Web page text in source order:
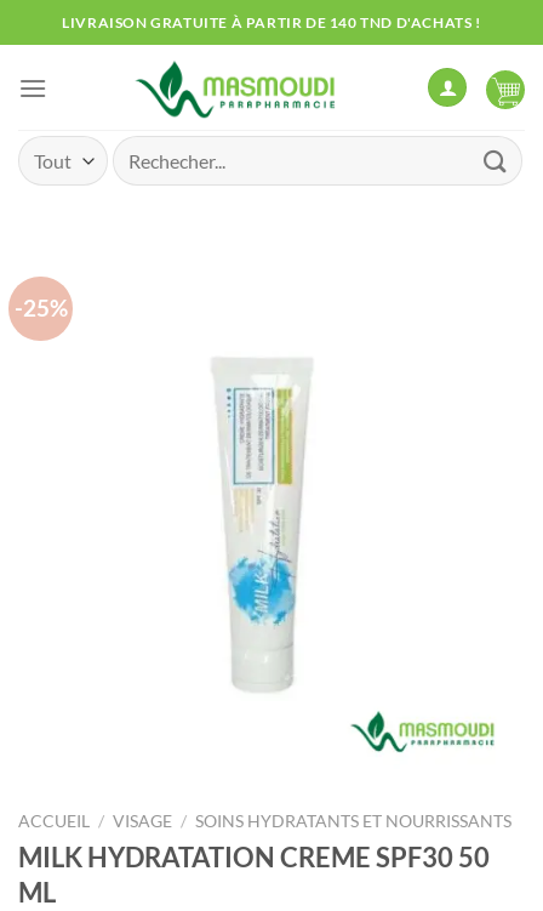
au
contenu
LIVRAISON GRATUITE À PARTIR DE 140 TND D'ACHATS !
Recherche
pour :
-25%
ACCUEIL / VISAGE / SOINS HYDRATANTS ET NOURRISSANTS
MILK HYDRATATION CREME SPF30 50
ML